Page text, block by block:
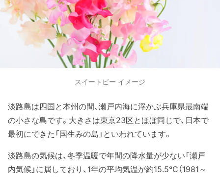
スイートピー イメージ
淡路島は四国と本州の間、瀬戸内海に浮かぶ兵庫県最南端
の小さな島です。大きさは東京23区とほぼ同じで、日本で
最初にできた「国生みの島」といわれています。
淡路島の気候は、冬季温暖で年間の降水量が少ない「瀬戸
内気候」に属しており、1年の平均気温が約15.5℃（1981～